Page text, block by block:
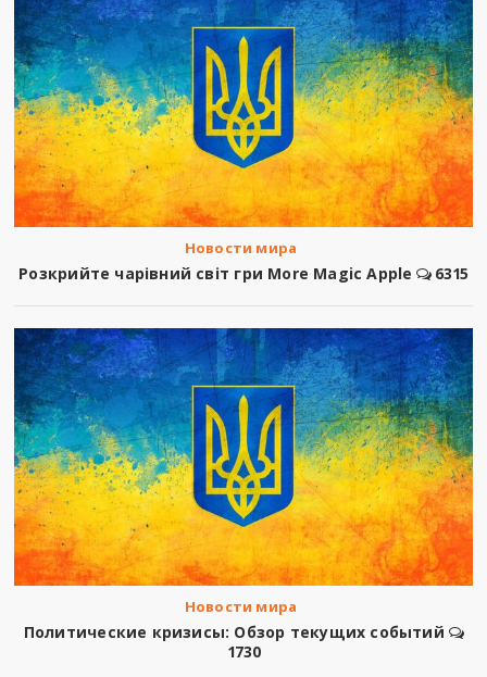
Новости мира
Розкрийте чарівний світ гри More Magic Apple 6315
Новости мира
Политические кризисы: Обзор текущих событий
1730